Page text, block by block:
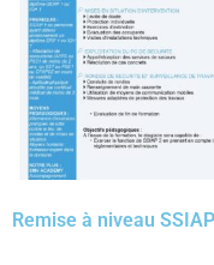
Remise à niveau